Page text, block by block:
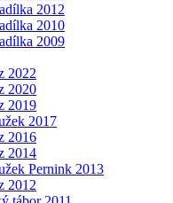
2012
2010
2009
2022
2020
2019
2017
2016
2014
Pernink 2013
2012